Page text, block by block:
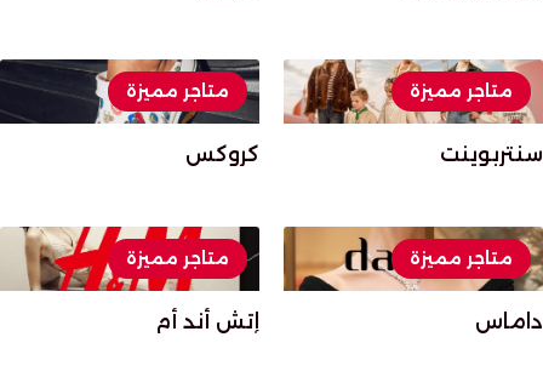
متاجر مميزة
سنتربوينت
متاجر مميزة
كروكس
متاجر مميزة
داماس
متاجر مميزة
إتش أند أم